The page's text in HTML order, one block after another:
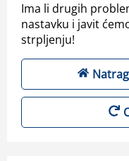
Ima li drugih
nastavku i javit
strpljenju!